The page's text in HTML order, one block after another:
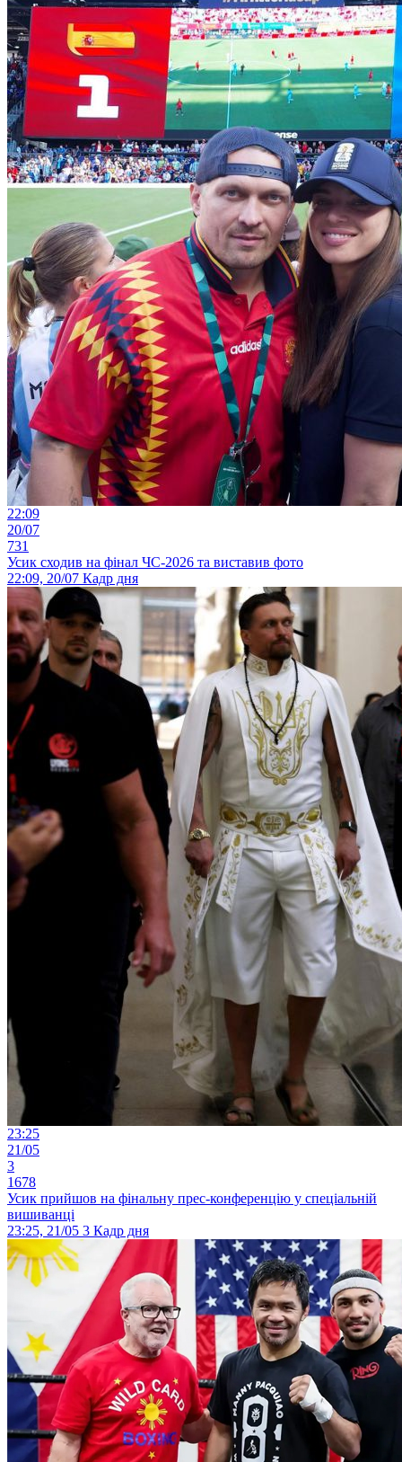
22:09
20/07
731
Усик сходив на фінал ЧС-2026 та виставив фото
22:09, 20/07 Кадр дня
23:25
21/05
3
1678
Усик прийшов на фінальну прес-конференцію у спеціальній
вишиванці
23:25, 21/05 3 Кадр дня